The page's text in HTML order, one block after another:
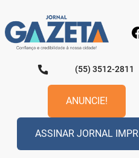
para
o
conteúdo
(55) 3512-2811
ANUNCIE!
ASSINAR JORNAL